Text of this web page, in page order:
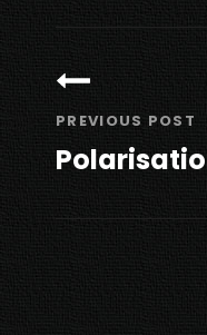
de
l’article
PREVIOUS POST
Post